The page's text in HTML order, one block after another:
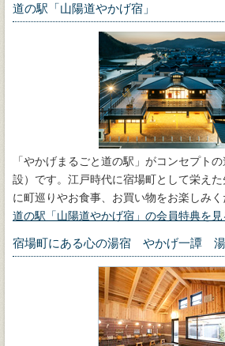
道の駅「山陽道やかげ宿」
「やかげまるごと道の駅」がコンセプト
設）です。江戸時代に宿場町として栄え
に町巡りやお食事、お買い物をお楽しみく
道の駅「山陽道やかげ宿」の会員特典を見
宿場町にある心の湯宿 やかげ一譚 湯